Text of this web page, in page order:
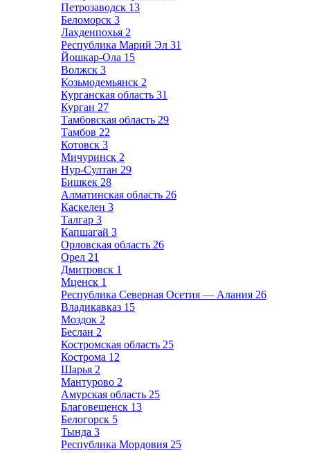
Петрозаводск 13
Беломорск 3
Лахденпохья 2
Республика Марий Эл 31
Йошкар-Ола 15
Волжск 3
Козьмодемьянск 2
Курганская область 31
Курган 27
Тамбовская область 29
Тамбов 22
Котовск 3
Мичуринск 2
Нур-Султан 29
Бишкек 28
Алматинская область 26
Каскелен 3
Талгар 3
Капшагай 3
Орловская область 26
Орел 21
Дмитровск 1
Мценск 1
Республика Северная Осетия — Алания 26
Владикавказ 15
Моздок 2
Беслан 2
Костромская область 25
Кострома 12
Шарья 2
Мантурово 2
Амурская область 25
Благовещенск 13
Белогорск 5
Тында 3
Республика Мордовия 25